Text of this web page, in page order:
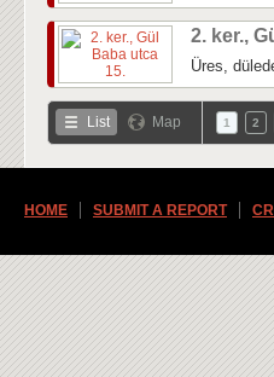
2. ker.,
Üres,
List Map 1 2
HOME SUBMIT A REPORT